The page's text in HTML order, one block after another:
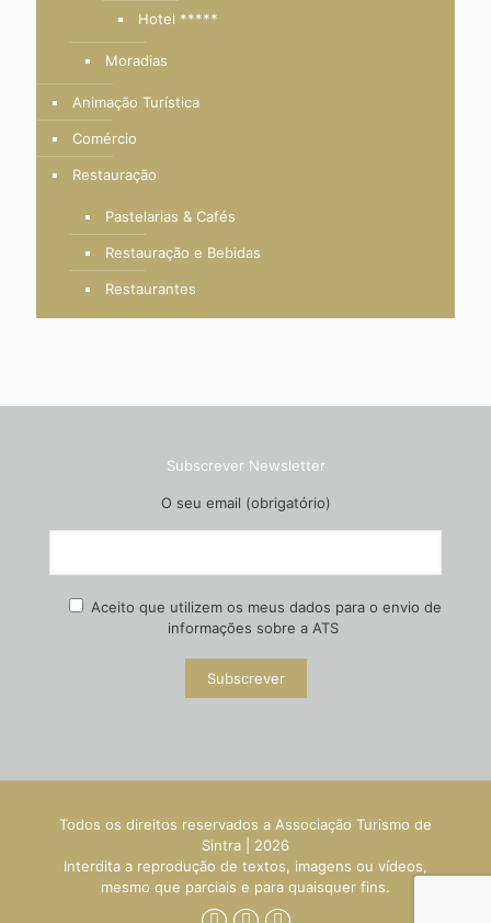
Hotel *****
Moradias
Animação Turística
Comércio
Restauração
Pastelarias & Cafés
Restauração e Bebidas
Restaurantes
Subscrever Newsletter
O seu email (obrigatório)
Aceito que utilizem os meus dados para o envio de
informações sobre a ATS
Todos os direitos reservados a Associação Turismo de
Sintra | 2026
Interdita a reprodução de textos, imagens ou vídeos,
mesmo que parciais e para quaisquer fins.